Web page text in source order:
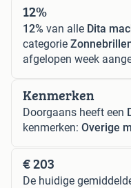
12%
12% van alle Dita
categorie
afgelopen week
Kenmerken
Doorgaans heeft een
kenmerken: Overige
€ 203
De huidige